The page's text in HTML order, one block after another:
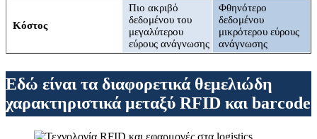
Κόστος
Πιο ακριβό
δεδομένου του
μεγαλύτερου
εύρους ανάγνωσης
Φθηνότερο
δεδομένου
μικρότερου εύρους
ανάγνωσης
Εδώ είναι τα διαφορετικά θεμελιώδη
χαρακτηριστικά μεταξύ RFID και barcode